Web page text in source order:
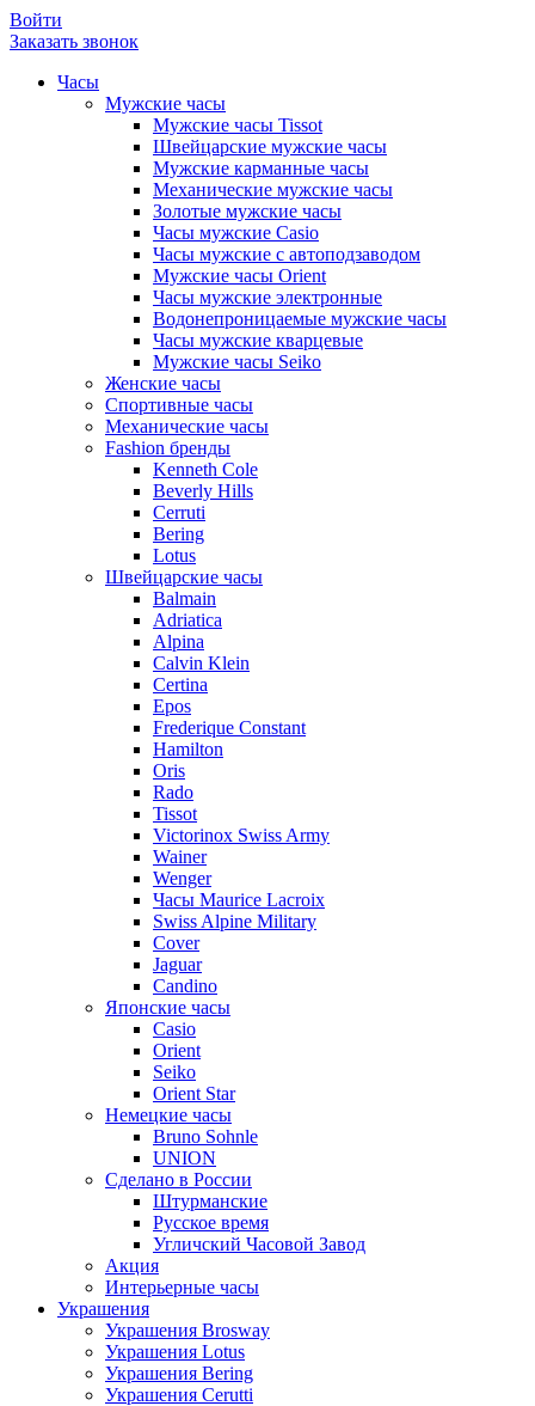
Войти
Заказать звонок
Часы
Мужские часы
Мужские часы Tissot
Швейцарские мужские часы
Мужские карманные часы
Механические мужские часы
Золотые мужские часы
Часы мужские Casio
Часы мужские с автоподзаводом
Мужские часы Orient
Часы мужские электронные
Водонепроницаемые мужские часы
Часы мужские кварцевые
Мужские часы Seiko
Женские часы
Спортивные часы
Механические часы
Fashion бренды
Kenneth Cole
Beverly Hills
Cerruti
Bering
Lotus
Швейцарские часы
Balmain
Adriatica
Alpina
Calvin Klein
Certina
Epos
Frederique Constant
Hamilton
Oris
Rado
Tissot
Victorinox Swiss Army
Wainer
Wenger
Часы Maurice Lacroix
Swiss Alpine Military
Cover
Jaguar
Candino
Японские часы
Casio
Orient
Seiko
Orient Star
Немецкие часы
Bruno Sohnle
UNION
Сделано в России
Штурманские
Русское время
Угличский Часовой Завод
Акция
Интерьерные часы
Украшения
Украшения Brosway
Украшения Lotus
Украшения Bering
Украшения Cerutti